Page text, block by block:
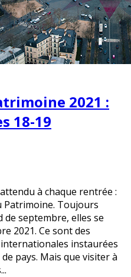
2021 :
18-19
à chaque rentrée :
Patrimoine. Toujours
de septembre, elles se
2021. Ce sont des
instaurées
pays. Mais que visiter à